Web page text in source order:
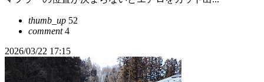
thumb_up 52
comment4
2026/03/22 17:15